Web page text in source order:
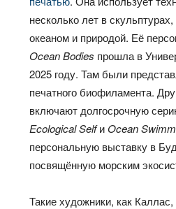
несколько лет в
океаном и природой. Её
Ocean Bodies прошла в
2025 году. Там были
печатного биофиламента.
включают долгосрочную
Ecological SelfиOcean
персональную выставку в
посвящённую морским
Такие художники, как